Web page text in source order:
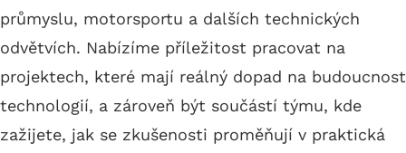
průmyslu, motorsportu a dalších technických
odvětvích. Nabízíme příležitost pracovat na
projektech, které mají reálný dopad na budoucnost
technologií, a zároveň být součástí týmu, kde
zažijete, jak se zkušenosti proměňují v praktická